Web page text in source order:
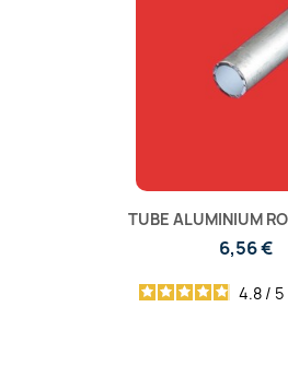
TUBE ALUMINIUM
6,56 €
4.8 / 5